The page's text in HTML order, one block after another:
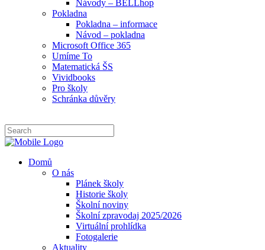
Návody – BELLhop
Pokladna
Pokladna – informace
Návod – pokladna
Microsoft Office 365
Umíme To
Matematická ŠS
Vividbooks
Pro školy
Schránka důvěry
Domů
O nás
Plánek školy
Historie školy
Školní noviny
Školní zpravodaj 2025/2026
Virtuální prohlídka
Fotogalerie
Aktuality